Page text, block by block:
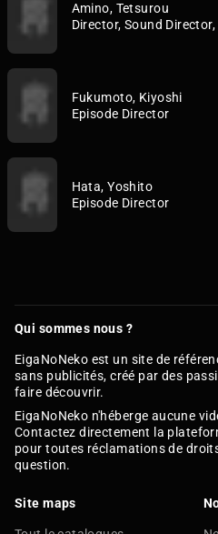
Amino, Tetsurou
Director, Sound
Fukumoto, Kiyoshi
Episode Director
Hata, Yoshito
Episode Director
Qui sommes nous ?
EigaNoNeko est un site de
sans publicités, créé par des
faire découvrir.
EigaNoNeko n'héberge aucune
Contactez directement la
pour toutes réclamations de
question.
Site maps